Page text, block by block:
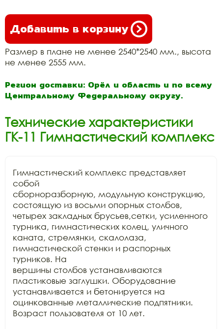
Добавить в корзину
Размер в плане не менее 2540*2540 мм., высота
не менее 2555 мм.
Регион доставки: Орёл и область и по всему
Центральному Федеральному округу.
Технические характеристики
ГК-11 Гимнастический комплекс
Гимнастический комплекс представляет
собой
сборноразборную, модульную конструкцию,
состоящую из восьми опорных столбов,
четырех закладных брусьев,сетки, усиленного
турника, гимнастических колец, уличного
каната, стремянки, скалолаза,
гимнастической стенки и распорных
турников. На
вершины столбов устанавливаются
пластиковые заглушки. Оборудование
устанавливается и бетонируется на
оцинкованные металлические подпятники.
Возраст пользователя от 10 лет.